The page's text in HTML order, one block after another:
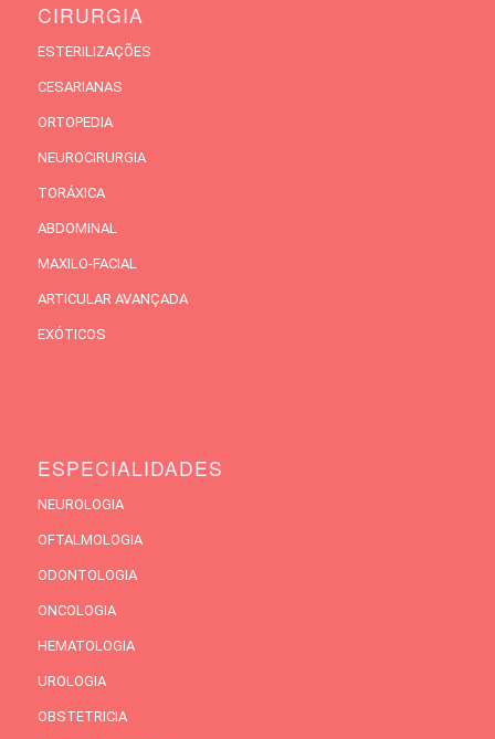
CIRURGIA
ESTERILIZAÇÕES
CESARIANAS
ORTOPEDIA
NEUROCIRURGIA
TORÁXICA
ABDOMINAL
MAXILO-FACIAL
ARTICULAR AVANÇADA
EXÓTICOS
ESPECIALIDADES
NEUROLOGIA
OFTALMOLOGIA
ODONTOLOGIA
ONCOLOGIA
HEMATOLOGIA
UROLOGIA
OBSTETRICIA